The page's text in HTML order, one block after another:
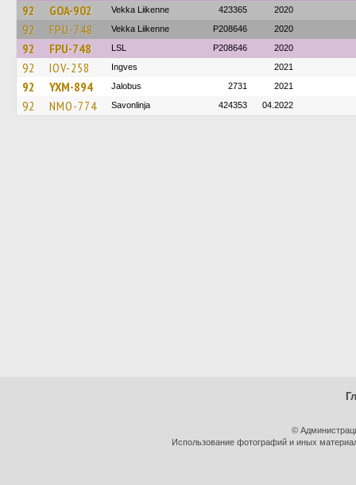
92 GOA-902 Vekka Liikenne 423365 2020
92 FPU-748 Vekka Liikenne P208646 2020
92 FPU-748 LSL P208646 2020
92 IOV-258 Ingves 2021
92 YXM-894 Jalobus 2731 2021
92 NMO-774 Savonlinja 424353 04.2022
©
Использование фотографий и иных